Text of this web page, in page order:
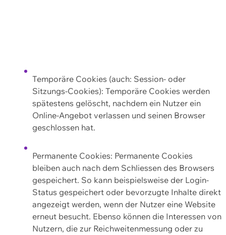
Temporäre Cookies (auch: Session- oder
Sitzungs-Cookies): Temporäre Cookies werden
spätestens gelöscht, nachdem ein Nutzer ein
Online-Angebot verlassen und seinen Browser
geschlossen hat.
Permanente Cookies: Permanente Cookies
bleiben auch nach dem Schliessen des Browsers
gespeichert. So kann beispielsweise der Login-
Status gespeichert oder bevorzugte Inhalte direkt
angezeigt werden, wenn der Nutzer eine Website
erneut besucht. Ebenso können die Interessen von
Nutzern, die zur Reichweitenmessung oder zu